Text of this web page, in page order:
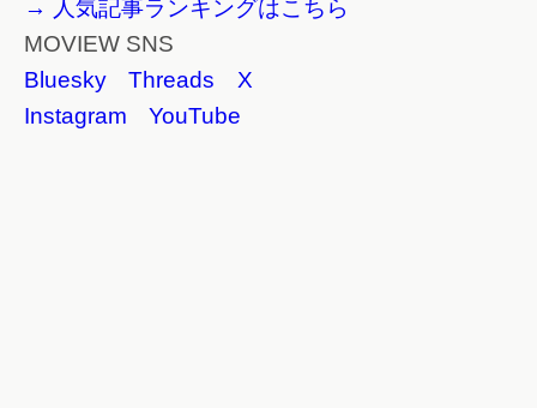
→ 人気記事ランキングはこちら
MOVIEW SNS
Bluesky
Threads
X
Instagram
YouTube